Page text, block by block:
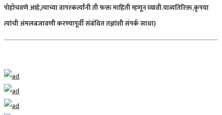
पोहोचवणे आहे,त्याच्या वापरकर्त्यांनी ती फक्त माहिती म्हणून घ्यावी.याव्यतिरिक्त,कृपया
त्यांची अंमलबजावणी करण्यापूर्वी संबंधित तज्ञांशी संपर्क साधा)